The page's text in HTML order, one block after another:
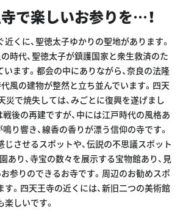
で楽しいお参りを…！
くに、聖徳太子ゆかりの聖地があります。
時代、聖徳太子が鎮護国家と衆生救済のた
ます。都会の中にありながら、奈良の法隆
風の建物が整然と立ち並んでいます。四天
災で焼失しては、みごとに復興を遂げまし
後の再建ですが、中には江戸時代の風格あ
り響き、線香の香りが漂う信仰の寺です。
させるスポットや、伝説の不思議スポット
あり、寺宝の数々を展示する宝物館あり、見
参りのできるお寺です。周辺のお勧めスポ
。四天王寺の近くには、新旧二つの美術館
しいです。